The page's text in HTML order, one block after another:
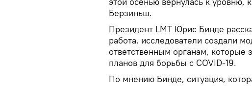
Берзиньш.
Президент LMT Юрис Бинде
работа, исследователи создали
ответственным органам, которые
планов для борьбы с COVID-19.
По мнению Бинде, ситуация,